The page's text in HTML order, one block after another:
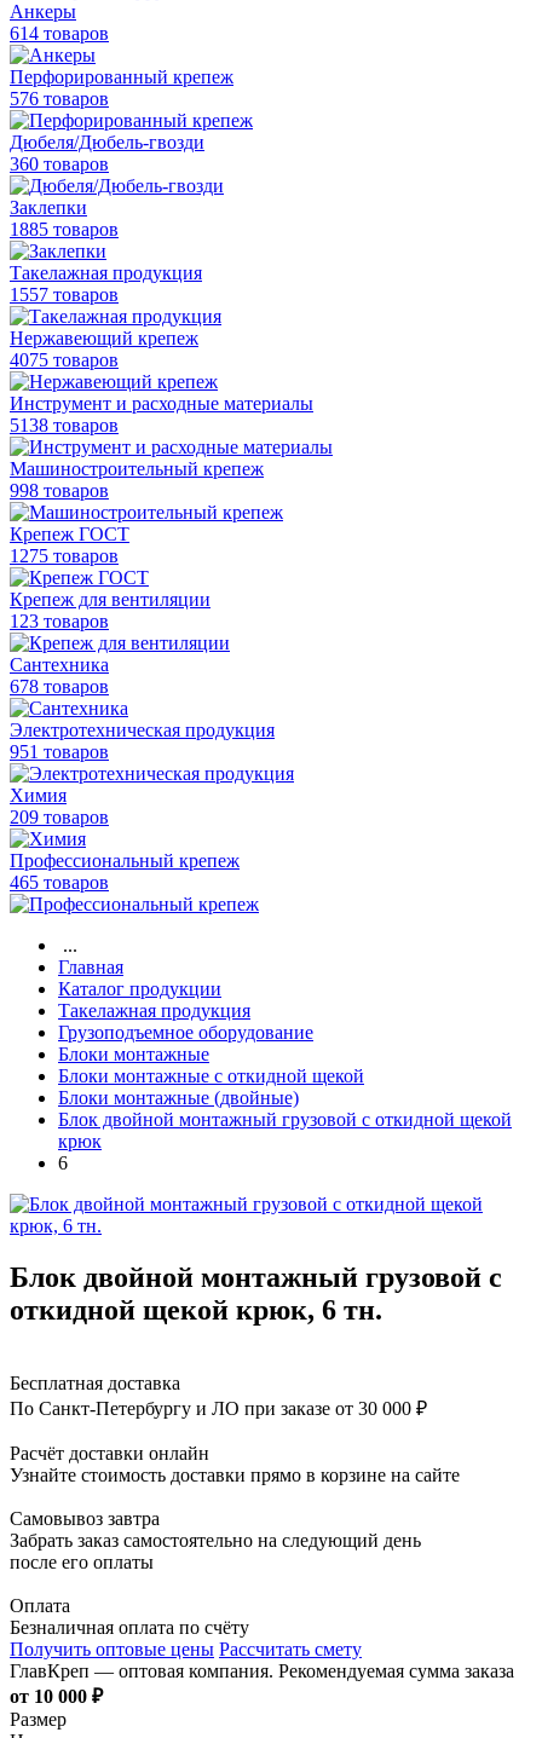
Анкеры
614 товаров
Перфорированный крепеж
576 товаров
Дюбеля/Дюбель-гвозди
360 товаров
Заклепки
1885 товаров
Такелажная продукция
1557 товаров
Нержавеющий крепеж
4075 товаров
Инструмент и расходные материалы
5138 товаров
Машиностроительный крепеж
998 товаров
Крепеж ГОСТ
1275 товаров
Крепеж для вентиляции
123 товаров
Сантехника
678 товаров
Электротехническая продукция
951 товаров
Химия
209 товаров
Профессиональный крепеж
465 товаров
...
Главная
Каталог продукции
Такелажная продукция
Грузоподъемное оборудование
Блоки монтажные
Блоки монтажные с откидной щекой
Блоки монтажные (двойные)
Блок двойной монтажный грузовой с откидной щекой
крюк
6
Блок двойной монтажный грузовой с
откидной щекой крюк, 6 тн.
Бесплатная доставка
По Санкт-Петербургу и ЛО при заказе от 30 000 ₽
Расчёт доставки онлайн
Узнайте стоимость доставки прямо в корзине на сайте
Самовывоз завтра
Забрать заказ самостоятельно на следующий день
после его оплаты
Оплата
Безналичная оплата по счёту
Получить оптовые цены Рассчитать смету
ГлавКреп — оптовая компания. Рекомендуемая сумма заказа
от 10 000 ₽
Размер